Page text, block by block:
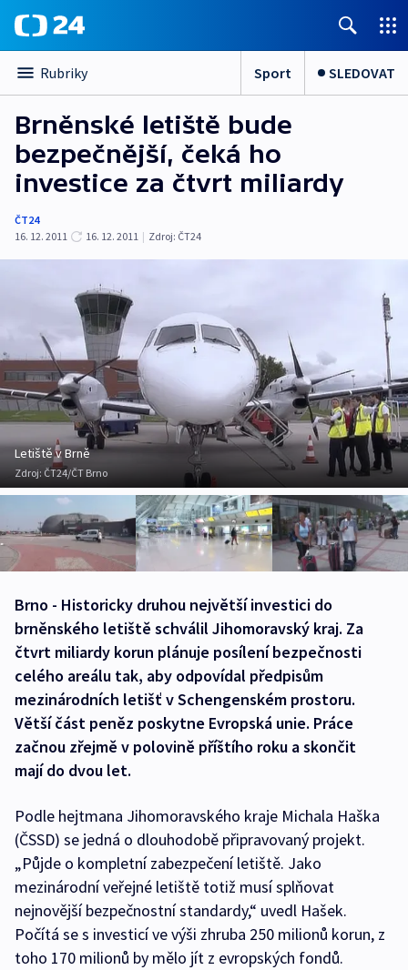
Rubriky Sport SLEDOVAT
Brněnské letiště bude
bezpečnější, čeká ho
investice za čtvrt miliardy
ČT24
16. 12. 2011
16. 12. 2011 | Zdroj: ČT24
Letiště v Brně
Zdroj: ČT24/ČT Brno
Brno - Historicky druhou největší investici do
brněnského letiště schválil Jihomoravský kraj. Za
čtvrt miliardy korun plánuje posílení bezpečnosti
celého areálu tak, aby odpovídal předpisům
mezinárodních letišť v Schengenském prostoru.
Větší část peněz poskytne Evropská unie. Práce
začnou zřejmě v polovině příštího roku a skončit
mají do dvou let.
Podle hejtmana Jihomoravského kraje Michala Haška
(ČSSD) se jedná o dlouhodobě připravovaný projekt.
„Půjde o kompletní zabezpečení letiště. Jako
mezinárodní veřejné letiště totiž musí splňovat
nejnovější bezpečnostní standardy,“ uvedl Hašek.
Počítá se s investicí ve výši zhruba 250 milionů korun, z
toho 170 milionů by mělo jít z evropských fondů.